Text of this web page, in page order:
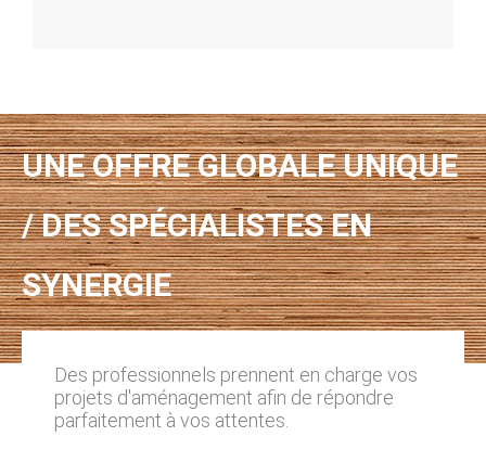
UNE OFFRE GLOBALE UNIQUE
/ DES SPÉCIALISTES EN
SYNERGIE
Des professionnels prennent en charge vos
projets d'aménagement afin de répondre
parfaitement à vos attentes.